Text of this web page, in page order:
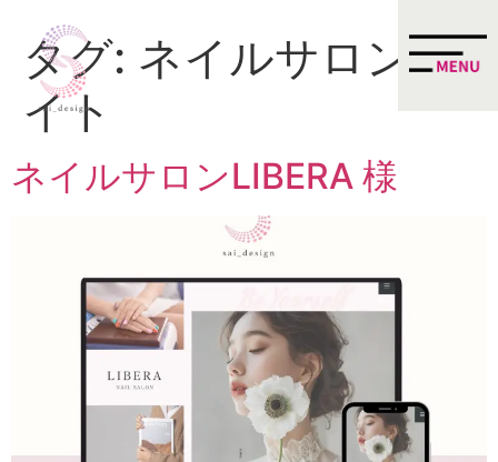
タグ: ネイルサロンサ
イト
ネイルサロンLIBERA 様